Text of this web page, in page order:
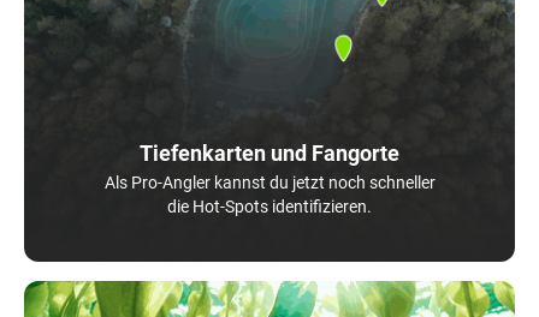
Tiefenkarten und Fangorte
Als Pro-Angler kannst du jetzt noch schneller
die Hot-Spots identifizieren.